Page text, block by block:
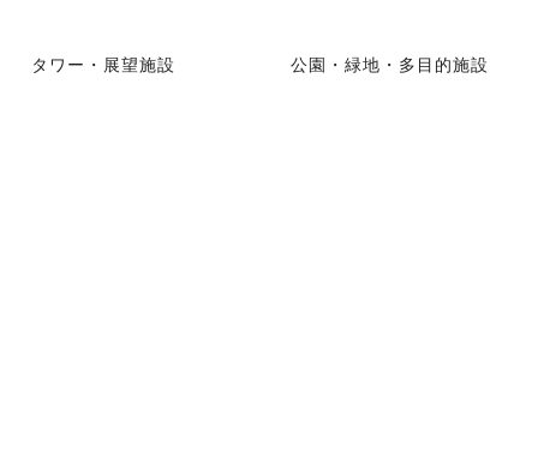
タワー・展望施設 公園・緑地・多目的施設